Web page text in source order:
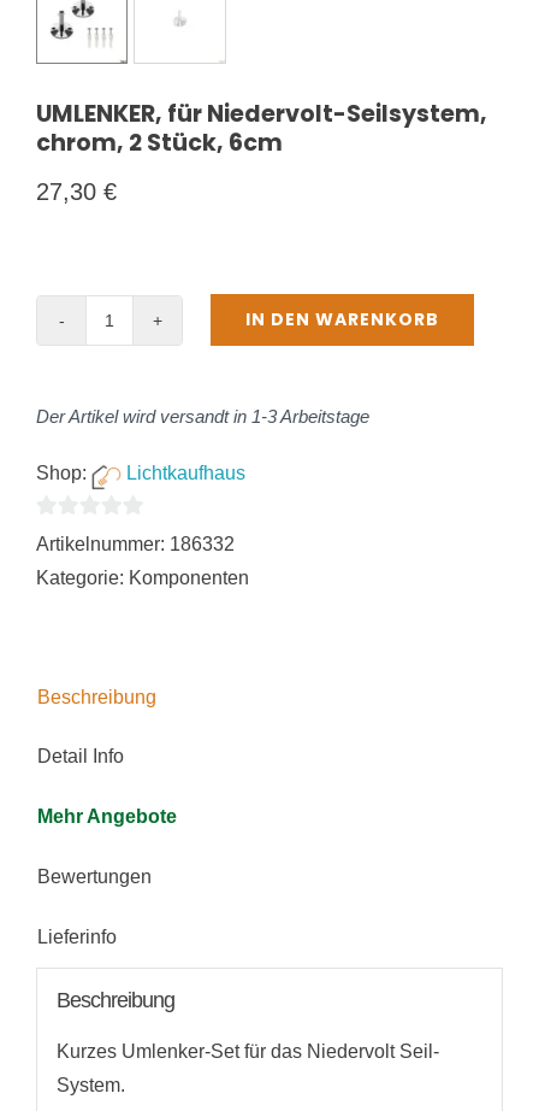
UMLENKER, für Niedervolt-Seilsystem,
chrom, 2 Stück, 6cm
27,30 €
chrom,
Stück,
6cm
IN DEN WARENKORB
Der Artikel wird versandt in 1-3 Arbeitstage
Shop: Lichtkaufhaus
0
Artikelnummer: 186332
Kategorie: Komponenten
Beschreibung
Detail Info
Mehr Angebote
Bewertungen
Lieferinfo
Beschreibung
Kurzes Umlenker-Set für das Niedervolt Seil-
System.